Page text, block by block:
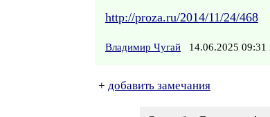
http://proza.ru/2014/11/24/468
Владимир Чугай 14.06.2025 09:31
+ добавить замечания